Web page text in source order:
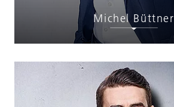
Michel Büttner